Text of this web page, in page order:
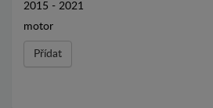
2015 - 2021
motor
Přídat